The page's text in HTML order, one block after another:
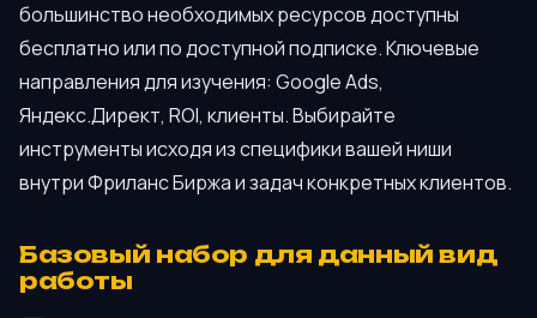
большинство необходимых ресурсов доступны
бесплатно или по доступной подписке. Ключевые
направления для изучения: Google Ads,
Яндекс.Директ, ROI, клиенты. Выбирайте
инструменты исходя из специфики вашей ниши
внутри Фриланс Биржа и задач конкретных клиентов.
Базовый набор для данный вид
работы